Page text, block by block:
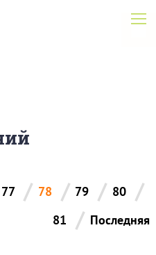
77 / 78 / 79 / 80 /
81 / Последняя